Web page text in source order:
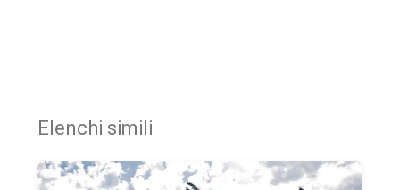
Elenchi simili